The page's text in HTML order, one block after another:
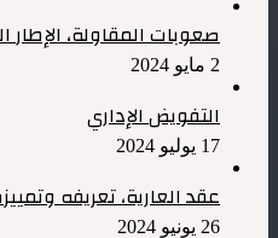
صعوبات المقاولة، الإطار
2 مايو 2024
التفويض الإداري
17 يوليو 2024
عقد العارية، تعريفه
26 يونيو 2024